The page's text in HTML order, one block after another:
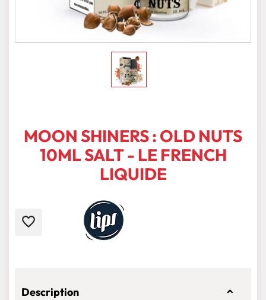
MOON SHINERS : OLD NUTS
10ML SALT - LE FRENCH
LIQUIDE
favorite_border
Description